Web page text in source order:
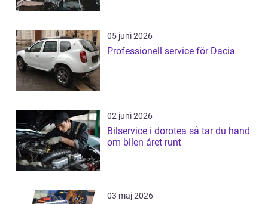
05 juni 2026
Professionell service för Dacia
02 juni 2026
Bilservice i dorotea så tar du hand
om bilen året runt
03 maj 2026